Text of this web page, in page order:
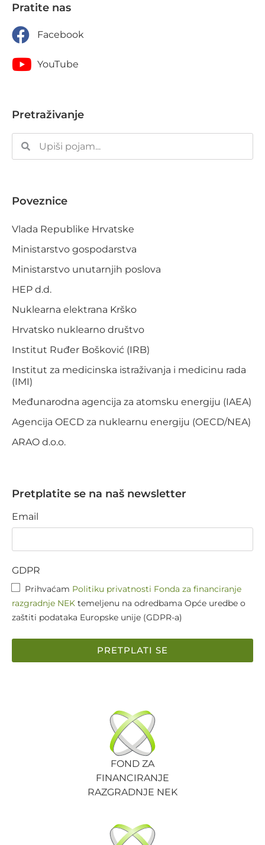
Pratite nas
Facebook
YouTube
Pretraživanje
Poveznice
Vlada Republike Hrvatske
Ministarstvo gospodarstva
Ministarstvo unutarnjih poslova
HEP d.d.
Nuklearna elektrana Krško
Hrvatsko nuklearno društvo
Institut Ruđer Bošković (IRB)
Institut za medicinska istraživanja i medicinu rada
(IMI)
Međunarodna agencija za atomsku energiju (IAEA)
Agencija OECD za nuklearnu energiju (OECD/NEA)
ARAO d.o.o.
Pretplatite se na naš newsletter
Email
GDPR
Prihvaćam Politiku privatnosti Fonda za financiranje
razgradnje NEK temeljenu na odredbama Opće uredbe o
zaštiti podataka Europske unije (GDPR-a)
PRETPLATI SE
FOND ZA
FINANCIRANJE
RAZGRADNJE NEK